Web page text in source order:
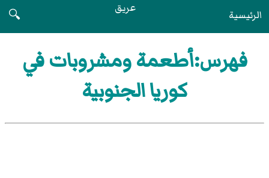
الرئيسية عريق
🔍
فهرس:أطعمة ومشروبات في
كوريا الجنوبية